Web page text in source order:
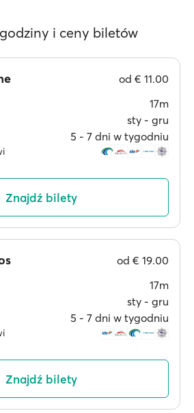
i ceny biletów
od € 11.00
17m
sty ‐ gru
5 ‐ 7 dni w tygodniu
Znajdź bilety
od € 19.00
17m
sty ‐ gru
5 ‐ 7 dni w tygodniu
Znajdź bilety